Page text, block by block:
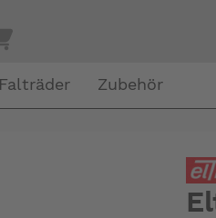
Falträder Zubehör